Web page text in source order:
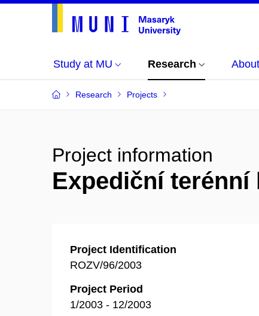
Study at MU Research
Research Projects
Project information
Expediční
Project Identification
ROZV/96/2003
Project Period
1/2003 - 12/2003